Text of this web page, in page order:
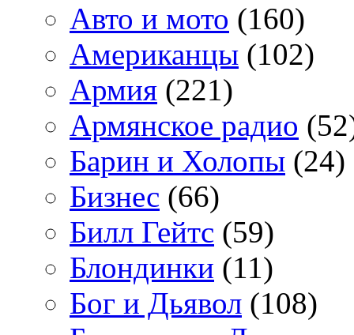
Авто и мото (160)
Американцы (102)
Армия (221)
Армянское радио
Барин и Холопы (24)
Бизнес (66)
Билл Гейтс (59)
Блондинки (11)
Бог и Дьявол (108)